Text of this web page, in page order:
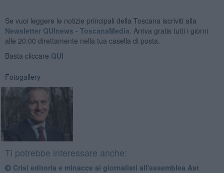
Se vuoi leggere le notizie principali della Toscana iscriviti alla
Newsletter QUInews - ToscanaMedia. Arriva gratis tutti i giorni
alle 20:00 direttamente nella tua casella di posta.
Basta cliccare QUI
Fotogallery
Ti potrebbe interessare anche:
Crisi editoria e minacce ai giornalisti all'assemblea Ast